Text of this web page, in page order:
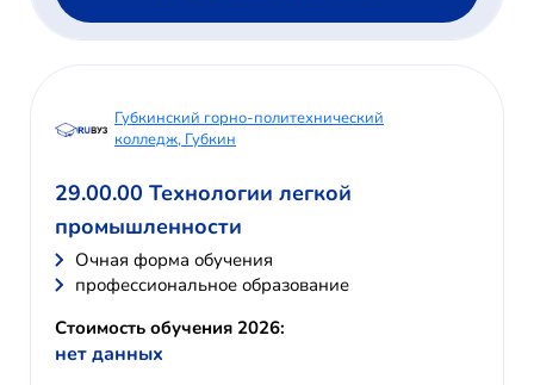
Губкинский горно-политехнический
колледж, Губкин
29.00.00 Технологии легкой
промышленности
Очная форма обучения
профессиональное образование
Стоимость обучения 2026:
нет данных